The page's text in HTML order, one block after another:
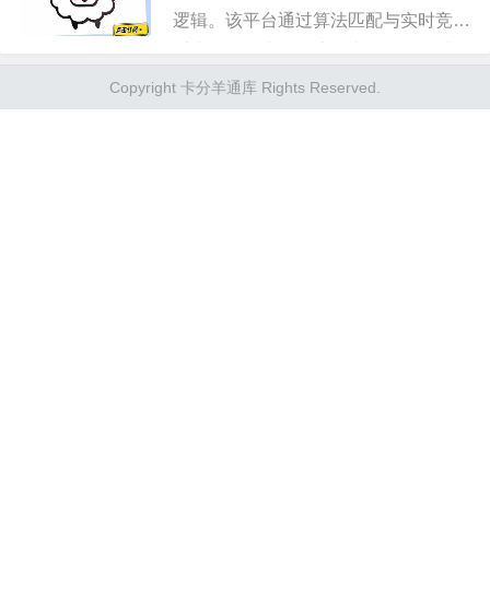
逻辑。该平台通过算法匹配与实时竞价
问题转化为可量化的效率指标。当商家
在后台看到“30”这一数字...
Copyright 卡分羊通库 Rights Reserved.